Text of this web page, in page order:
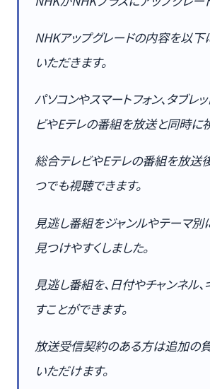
NHKアップグレードの内容を以
いただきます。
パソコンやスマートフォン、タブレ
ビやEテレの番組を放送と同時に
総合テレビやEテレの番組を放送
つでも視聴できます。
見逃し番組をジャンルやテーマ別
見つけやすくしました。
見逃し番組を、日付やチャンネル
すことができます。
放送受信契約のある方は追加の
いただけます。